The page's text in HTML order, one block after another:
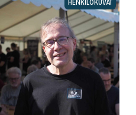
HENKILÖKUVAT